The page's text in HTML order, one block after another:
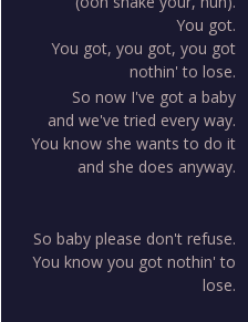
You got.
You got, you got, you got
nothin' to lose.
So now I've got a baby
and we've tried every way.
You know she wants to do it
and she does anyway.
So baby please don't refuse.
You know you got nothin' to
lose.